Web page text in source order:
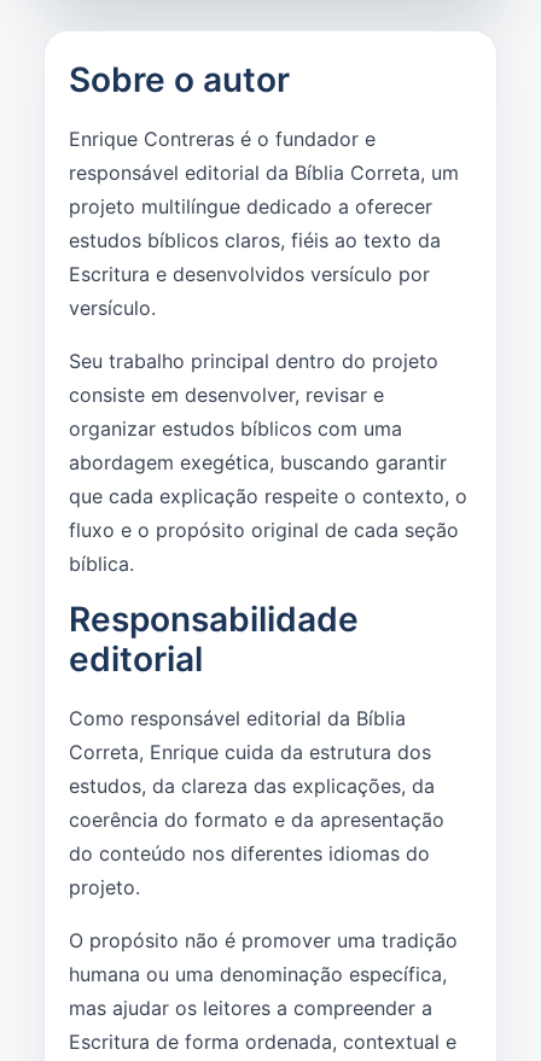
Sobre o autor
Enrique Contreras é o fundador e
responsável editorial da Bíblia Correta, um
projeto multilíngue dedicado a oferecer
estudos bíblicos claros, fiéis ao texto da
Escritura e desenvolvidos versículo por
versículo.
Seu trabalho principal dentro do projeto
consiste em desenvolver, revisar e
organizar estudos bíblicos com uma
abordagem exegética, buscando garantir
que cada explicação respeite o contexto, o
fluxo e o propósito original de cada seção
bíblica.
Responsabilidade
editorial
Como responsável editorial da Bíblia
Correta, Enrique cuida da estrutura dos
estudos, da clareza das explicações, da
coerência do formato e da apresentação
do conteúdo nos diferentes idiomas do
projeto.
O propósito não é promover uma tradição
humana ou uma denominação específica,
mas ajudar os leitores a compreender a
Escritura de forma ordenada, contextual e